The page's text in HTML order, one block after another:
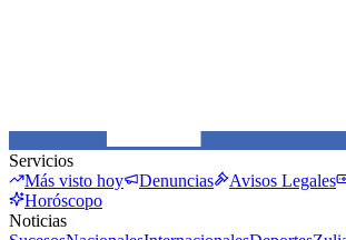
Servicios
Más visto hoy
Denuncias Avisos Legales
Horóscopo
Noticias